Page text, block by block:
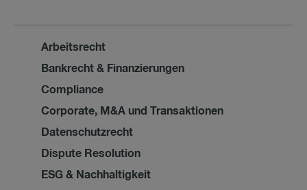
Arbeitsrecht
Bankrecht & Finanzierungen
Compliance
Corporate, M&A und Transaktionen
Datenschutzrecht
Dispute Resolution
ESG & Nachhaltigkeit